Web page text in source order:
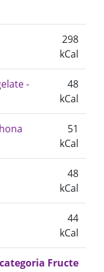
298
kCal
-
48
kCal
51
kCal
48
kCal
44
kCal
Fructe